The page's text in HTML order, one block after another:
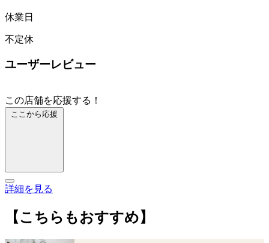
休業日
不定休
ユーザーレビュー
この店舗を応援する！
ここから応援
詳細を見る
【こちらもおすすめ】